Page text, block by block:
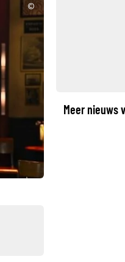
©
Meer nieuws